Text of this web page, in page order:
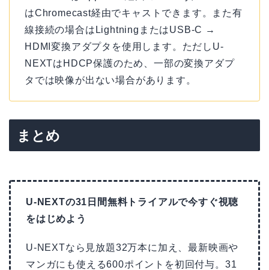
はChromecast経由でキャストできます。また有
線接続の場合はLightningまたはUSB-C →
HDMI変換アダプタを使用します。ただしU-
NEXTはHDCP保護のため、一部の変換アダプ
タでは映像が出ない場合があります。
まとめ
U-NEXTの31日間無料トライアルで今すぐ視聴
をはじめよう
U-NEXTなら見放題32万本に加え、最新映画や
マンガにも使える600ポイントを初回付与。31